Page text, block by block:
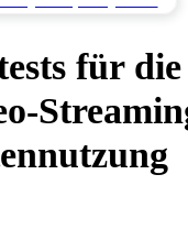
für die